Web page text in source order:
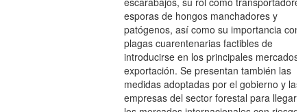
esporas de hongos manchadores y
patógenos, así como su importancia
plagas cuarentenarias factibles de
introducirse en los principales mercados
exportación. Se presentan también las
medidas adoptadas por el gobierno y las
empresas del sector forestal para llegar a